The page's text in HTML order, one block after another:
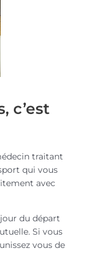
c’est
traitant
qui vous
avec
du départ
Si vous
vous de